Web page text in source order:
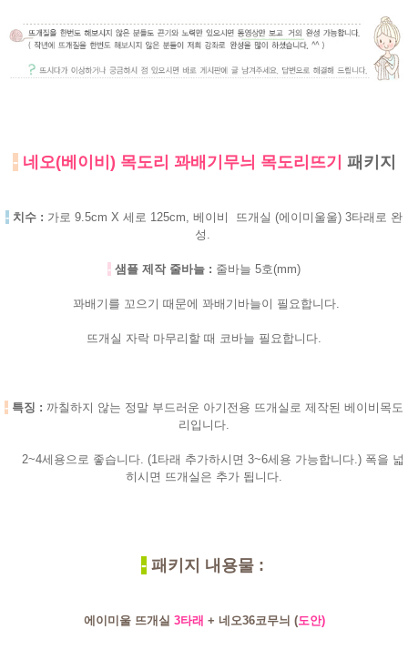
- 네오(베이비) 목도리 꽈배기무늬 목도리뜨기 패키지
- 치수 : 가로 9.5cm X 세로 125cm, 베이비 뜨개실 (에이미울울) 3타래로 완
성.
- 샘플 제작 줄바늘 : 줄바늘 5호(mm)
꽈배기를 꼬으기 때문에 꽈배기바늘이 필요합니다.
뜨개실 자락 마무리할 때 코바늘 필요합니다.
- 특징 : 까칠하지 않는 정말 부드러운 아기전용 뜨개실로 제작된 베이비목도
리입니다.
2~4세용으로 좋습니다. (1타래 추가하시면 3~6세용 가능합니다.) 폭을 넓
히시면 뜨개실은 추가 됩니다.
- 패키지 내용물 :
에이미울 뜨개실 3타래 + 네오36코무늬 (도안)